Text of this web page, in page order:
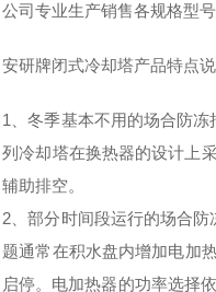
公司专业生产销售各规格型
安研牌闭式冷却塔产品特点说
1、冬季基本不用的场合防
列冷却塔在换热器的设计上
辅助排空。
2、部分时间段运行的场合
题通常在积水盘内增加电加
启停。电加热器的功率选择